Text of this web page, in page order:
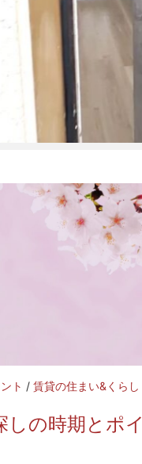
ト / 賃貸の住まい&くらし
しの時期とポイ